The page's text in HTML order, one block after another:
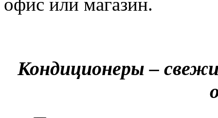
Кондиционеры –